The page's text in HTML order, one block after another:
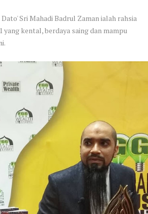
Sri Mahadi Badrul Zaman ialah rahsia
kental, berdaya saing dan mampu